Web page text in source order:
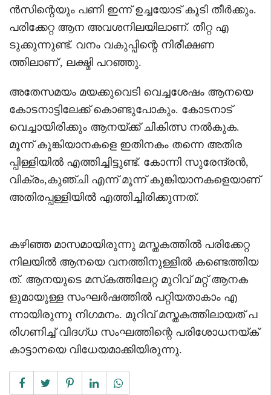
ന്‍സിന്റെയും പണി ഇന്ന് ഉച്ചയോട് കൂടി തീര്‍ക്കും.
പരിക്കേറ്റ ആന അവശനിലയിലാണ്. തീറ്റ എ
ടുക്കുന്നുണ്ട്. വനം വകുപ്പിന്റെ നിരീക്ഷണ
ത്തിലാണ്', ലക്ഷ്മി പറഞ്ഞു.
അതേസമയം മയക്കുവെടി വെച്ചശേഷം ആനയെ
കോടനാട്ടിലേക്ക് കൊണ്ടുപോകും. കോടനാട്
വെച്ചായിരിക്കും ആനയ്ക്ക് ചികിത്സ നല്‍കുക.
മൂന്ന് കുങ്കിയാനകളെ ഇതിനകം തന്നെ അതിര
പ്പിള്ളിയില്‍ എത്തിച്ചിട്ടുണ്ട്. കോന്നി സുരേന്ദ്രന്‍,
വിക്രം,കുഞ്ചി എന്ന് മൂന്ന് കുങ്കിയാനകളെയാണ്
അതിരപ്പള്ളിയില്‍ എത്തിച്ചിരിക്കുന്നത്.
കഴിഞ്ഞ മാസമായിരുന്നു മസ്തകത്തില്‍ പരിക്കേറ്റ
നിലയില്‍ ആനയെ വനത്തിനുള്ളില്‍ കണ്ടെത്തിയ
ത്. ആനയുടെ മസ്‌കത്തിലേറ്റ മുറിവ് മറ്റ് ആനക
ളുമായുള്ള സംഘര്‍ഷത്തില്‍ പറ്റിയതാകാം എ
ന്നായിരുന്നു നിഗമനം. മുറിവ് മസ്തകത്തിലായത് പ
രിഗണിച്ച് വിദഗ്ധ സംഘത്തിന്റെ പരിശോധനയ്ക്
കാട്ടാനയെ വിധേയമാക്കിയിരുന്നു.